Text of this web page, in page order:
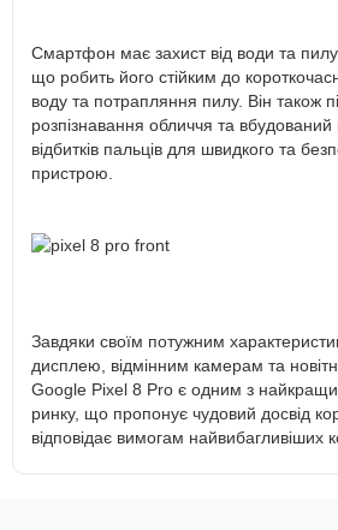
Смартфон має захист від води та
що робить його стійким до
воду та потрапляння пилу. Він також
розпізнавання обличчя та
відбитків пальців для швидкого та
пристрою.
Завдяки своїм потужним
дисплею, відмінним камерам та
Google Pixel 8 Pro є одним з
ринку, що пропонує чудовий досвід
відповідає вимогам найвибагливіших